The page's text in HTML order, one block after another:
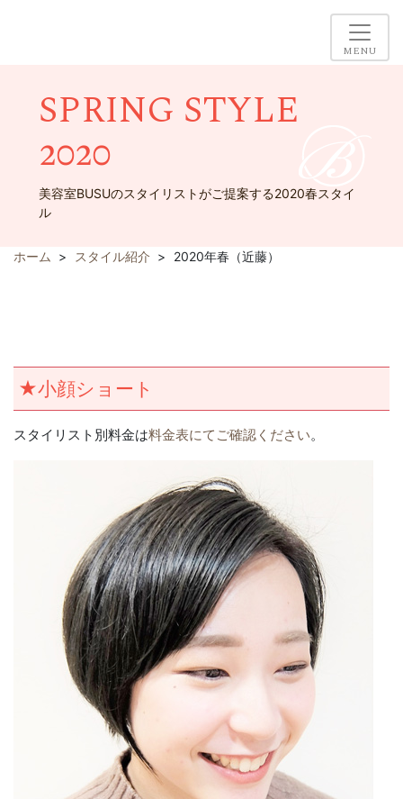
MENU
SPRING STYLE
2020
美容室BUSUのスタイリストがご提案する2020春スタイ
ル
ホーム スタイル紹介 2020年春（近藤）
★小顔ショート
スタイリスト別料金は料金表にてご確認ください。